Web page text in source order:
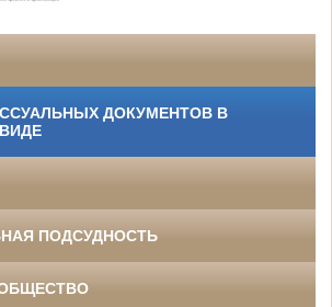
ДОКУМЕНТОВ В
ПОДСУДНОСТЬ